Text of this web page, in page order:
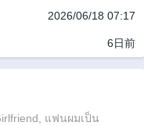
2026/06/18 07:17
6日前
แฟนผมเป็น